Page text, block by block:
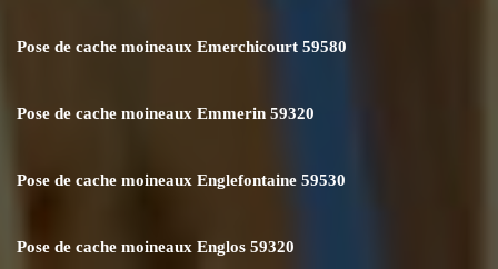
Pose de cache moineaux Emerchicourt 59580
Pose de cache moineaux Emmerin 59320
Pose de cache moineaux Englefontaine 59530
Pose de cache moineaux Englos 59320